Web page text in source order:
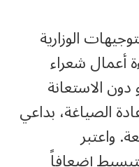
الوزارية
أعمال شعراء
الاستعانة
الصياغة، بداعي
واعتبر